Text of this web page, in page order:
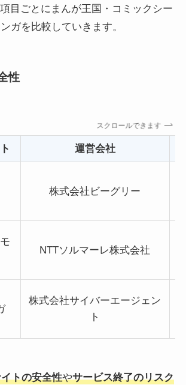
目ごとにまんが王国・コミックシー
ガを比較していきます。
性
スクロールできます
運営会社
株式会社ビーグリー
NTTソルマーレ株式会社
株式会社サイバーエージェン
ト
トの安全性やサービス終了のリスク